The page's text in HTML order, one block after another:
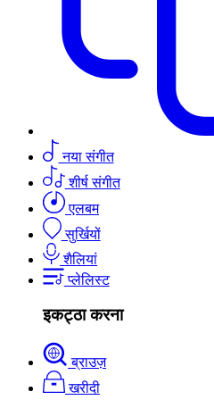
नया संगीत
शीर्ष संगीत
एलबम
सुर्खियों
शैलियां
प्लेलिस्ट
इकट्ठा करना
ब्राउज़
खरीदी